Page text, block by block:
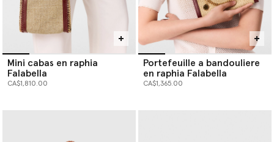
Mini cabas en raphia
Falabella
CA$1,810.00
Portefeuille a bandouliere
en raphia Falabella
CA$1,365.00